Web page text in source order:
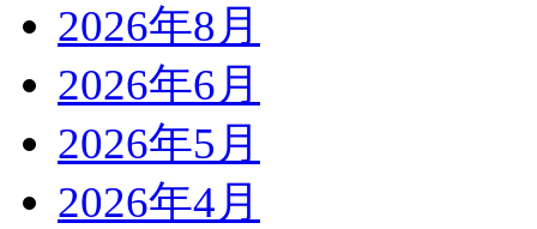
2026年8月
2026年6月
2026年5月
2026年4月